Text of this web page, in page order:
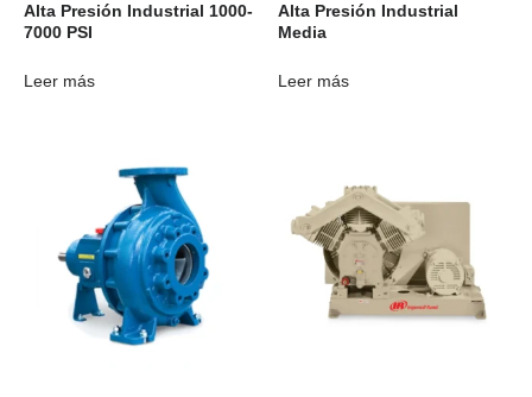
Alta Presión Industrial 1000-
7000 PSI
Leer más
Alta Presión Industrial
Media
Leer más